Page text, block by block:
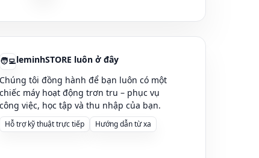
✅ Miễn phí cài đặt phần mềm văn
phòng, Photoshop, AutoCAD nhẹ,
Chrome, Zoom.
✅ Tặng túi + chuột + lót chuột.
Ship COD toàn quốc – kiểm tra máy
trước khi thanh toán.
🧑‍💻leminhSTORE luôn ở đây
Chúng tôi đồng hành để bạn luôn có một
chiếc máy hoạt động trơn tru – phục vụ
công việc, học tập và thu nhập của bạn.
Hỗ trợ kỹ thuật trực tiếp Hướng dẫn từ xa